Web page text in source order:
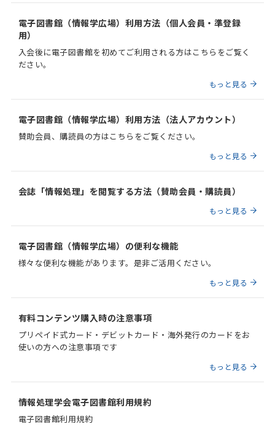
電子図書館（情報学広場）利用方法（個人会員・準登録
用）
入会後に電子図書館を初めてご利用される方はこちらをご覧く
ださい。
もっと見る
電子図書館（情報学広場）利用方法（法人アカウント）
賛助会員、購読員の方はこちらをご覧ください。
もっと見る
会誌「情報処理」を閲覧する方法（賛助会員・購読員）
もっと見る
電子図書館（情報学広場）の便利な機能
様々な便利な機能があります。是非ご活用ください。
もっと見る
有料コンテンツ購入時の注意事項
プリペイド式カード・デビットカード・海外発行のカードをお
使いの方への注意事項です
もっと見る
情報処理学会電子図書館利用規約
電子図書館利用規約